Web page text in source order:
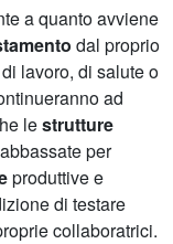
a quanto avviene
dal proprio
lavoro, di salute o
ad
lestrutture
per
produttive e
di testare
collaboratrici.